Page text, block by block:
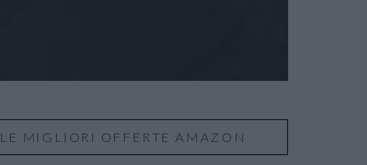
LE MIGLIORI OFFERTE AMAZON